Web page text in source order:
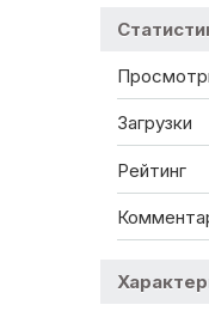
Загрузки
Рейтинг